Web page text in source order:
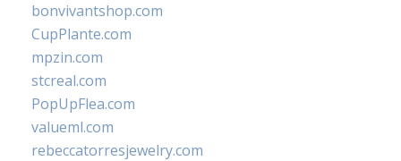
bonvivantshop.com
CupPlante.com
mpzin.com
stcreal.com
PopUpFlea.com
valueml.com
rebeccatorresjewelry.com